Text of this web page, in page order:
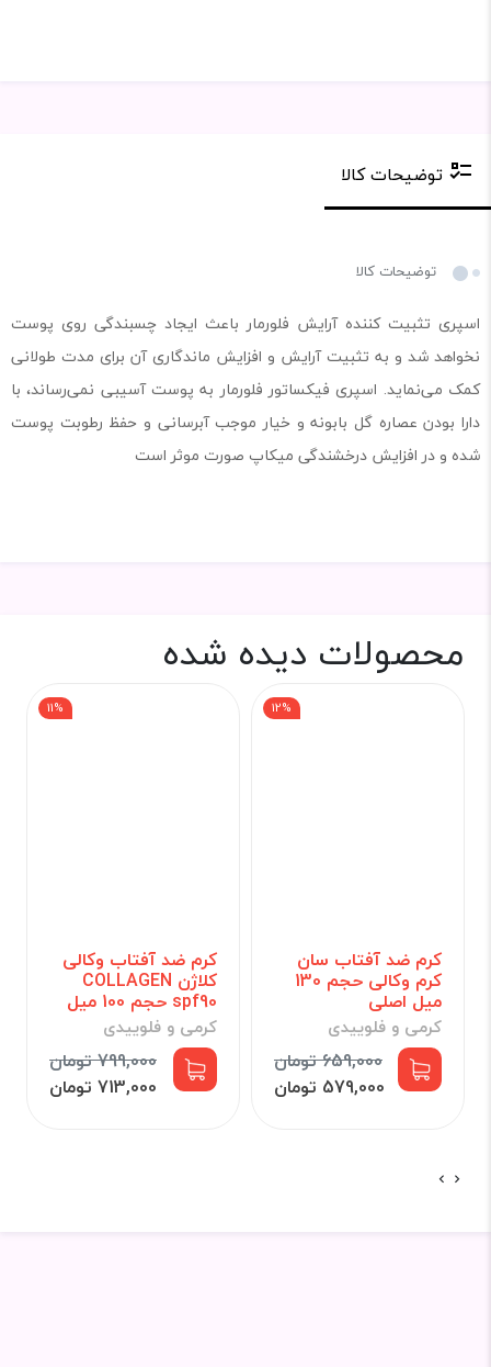
توضیحات کالا
توضیحات کالا
اسپری تثبیت کننده آرایش فلورمار باعث ایجاد چسبندگی روی پوست
نخواهد شد و به تثبیت آرایش و افزایش ماندگاری آن برای مدت طولانی
کمک می‌نماید. اسپری فیکساتور فلورمار به پوست آسیبی نمی‌رساند، با
دارا بودن عصاره گل بابونه و خیار موجب آبرسانی و حفظ رطوبت پوست
شده و در افزایش درخشندگی میکاپ صورت موثر است
محصولات دیده شده
کرم ضد آفتاب سان
کرم وکالی حجم 130
میل اصلی
کرمی و فلوییدی
659,000 تومان
12%
579,000 تومان
کرم ضد آفتاب وکالی
کلاژن COLLAGEN
spf90 حجم 100 میل
کرمی و فلوییدی
799,000 تومان
11%
713,000 تومان